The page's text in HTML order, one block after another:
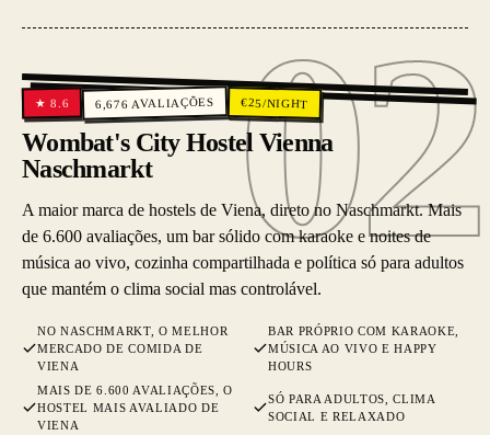
02
02
★8.6 6,676 AVALIAÇÕES €25/NIGHT
Wombat's City Hostel Vienna
Naschmarkt
A maior marca de hostels de Viena, direto no Naschmarkt. Mais
de 6.600 avaliações, um bar sólido com karaoke e noites de
música ao vivo, cozinha compartilhada e política só para adultos
que mantém o clima social mas controlável.
NO NASCHMARKT, O MELHOR
MERCADO DE COMIDA DE
VIENA
BAR PRÓPRIO COM KARAOKE,
MÚSICA AO VIVO E HAPPY
HOURS
MAIS DE 6.600 AVALIAÇÕES, O
HOSTEL MAIS AVALIADO DE
VIENA
SÓ PARA ADULTOS, CLIMA
SOCIAL E RELAXADO